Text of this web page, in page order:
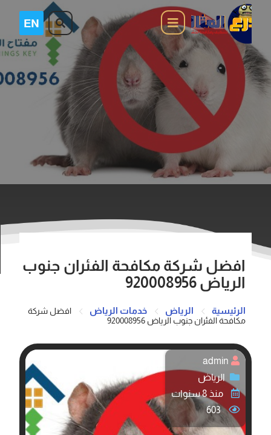
افضل شركة مكافحة الفئران جنوب
الرياض 920008956
الرئيسية الرياض خدمات الرياض
افضل شركة
مكافحة الفئران جنوب الرياض 920008956
admin
الرياض
منذ 8 سنوات
603